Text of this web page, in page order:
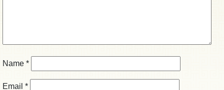
Name *
Email *